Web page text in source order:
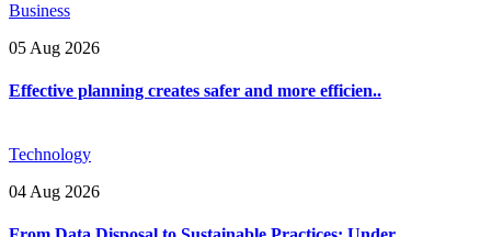
Business
05 Aug 2026
Effective planning creates safer and more efficien..
Technology
04 Aug 2026